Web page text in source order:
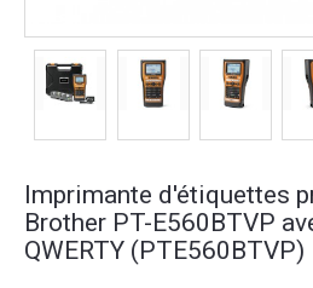
Imprimante d'étiquettes
Brother PT-E560BTVP
QWERTY (PTE560BTVP)